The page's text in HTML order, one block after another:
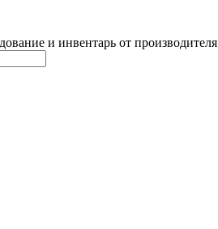
и инвентарь от производителя